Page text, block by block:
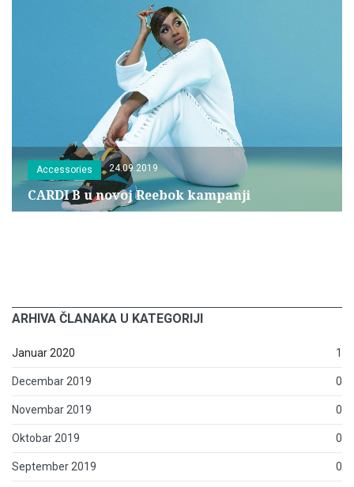
Accessories 24.09.2019
CARDI B u novoj Reebok kampanji
ARHIVA ČLANAKA U KATEGORIJI
Januar 2020 1
Decembar 2019 0
Novembar 2019 0
Oktobar 2019 0
September 2019 0